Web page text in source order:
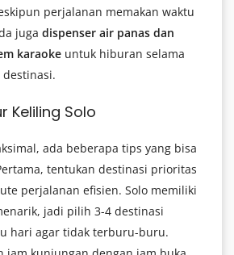
perjalanan memakan waktu
juga dispenser air panas dan
karaoke untuk hiburan selama
Keliling Solo
ada beberapa tips yang bisa
tentukan destinasi prioritas
perjalanan efisien. Solo memiliki
jadi pilih 3-4 destinasi
hari agar tidak terburu-buru.